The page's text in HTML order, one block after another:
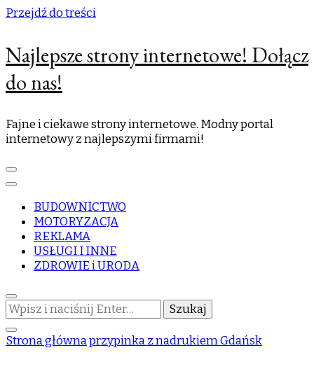
Przejdź do treści
Najlepsze strony internetowe! Dołącz
do nas!
Fajne i ciekawe strony internetowe. Modny portal
internetowy z najlepszymi firmami!
BUDOWNICTWO
MOTORYZACJA
REKLAMA
USŁUGI I INNE
ZDROWIE i URODA
Szukasz
czegoś?
Strona głównaprzypinka z nadrukiem Gdańsk